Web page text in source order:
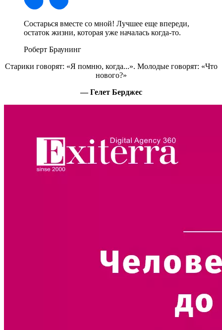
Состарься вместе со мной! Лучшее еще впереди,
остаток жизни, которая уже началась когда-то.
Роберт Браунинг
Старики говорят: «Я помню, когда...». Молодые говорят: «Что
нового?»
— Гелет Берджес